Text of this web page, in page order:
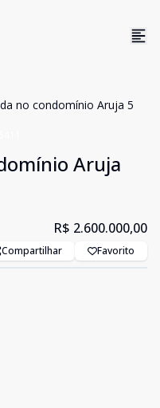
no condomínio Aruja 5
Aruja
R$ 2.600.000,00
Compartilhar Favorito